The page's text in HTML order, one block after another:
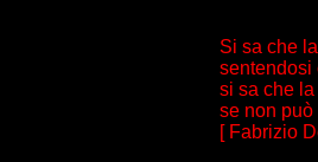
Si sa che
sentendosi
si sa che
se non può
[ Fabrizio